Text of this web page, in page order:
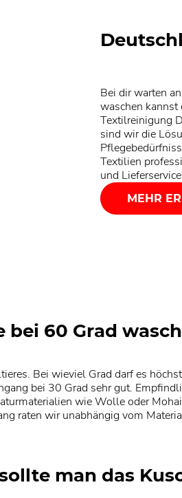
Bei dir warten
waschen kannst
Textilreinigung
sind wir die
Textilien
und
MEHR
60 Grad
Bei wieviel Grad darf es
bei 30 Grad sehr gut.
wie Wolle oder
raten wir unabhängig vom
man das